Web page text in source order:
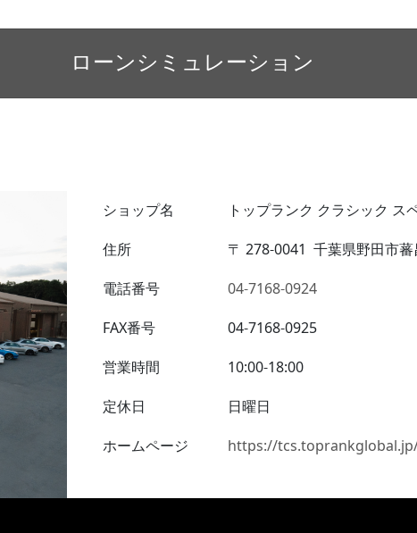
ローンシミュレーション
ショップ名
トップランク クラシック ス
住所
〒 278-0041 千葉県野田市
電話番号
04-7168-0924
FAX番号
04-7168-0925
営業時間
10:00-18:00
定休日
日曜日
ホームページ
https://